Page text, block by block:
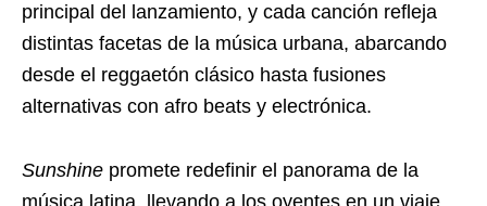
principal del lanzamiento, y cada canción refleja
distintas facetas de la música urbana, abarcando
desde el reggaetón clásico hasta fusiones
alternativas con afro beats y electrónica.
Sunshine promete redefinir el panorama de la
música latina, llevando a los oyentes en un viaje